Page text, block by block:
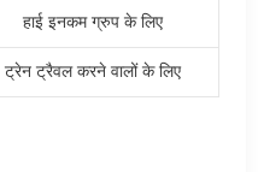
हाई इनकम ग्रुप के लिए
ट्रेन ट्रैवल करने वालों के लिए